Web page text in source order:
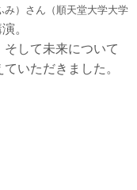
み）さん（順天堂大学大学
。
して未来について
いただきました。